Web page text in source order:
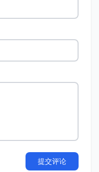
提交评论